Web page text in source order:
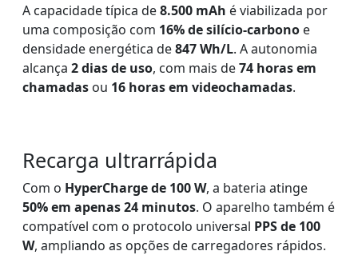
A capacidade típica de8.500 mAh é viabilizada por
uma composição com 16% de silício-carbono e
densidade energética de847 Wh/L. A autonomia
alcança 2 dias de uso, com mais de74 horas em
chamadas ou 16 horas em videochamadas.
Recarga ultrarrápida
Com o HyperCharge de 100 W, a bateria atinge
50% em apenas 24 minutos. O aparelho também é
compatível com o protocolo universal PPS de 100
W, ampliando as opções de carregadores rápidos.